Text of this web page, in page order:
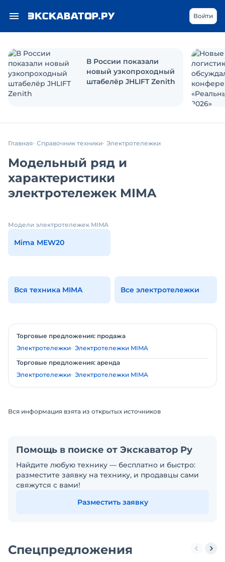
Войти
В России показали
новый узкопроходный
штабелёр JHLIFT Zenith
Главная Справочник техники Электротележки
Модельный ряд и
характеристики
электротележек MIMA
Модели электротележек MIMA
Mima MEW20
Вся техника MIMA Все электротележки
Торговые предложения: продажа
Электротележки Электротележки MIMA
Торговые предложения: аренда
Электротележки Электротележки MIMA
Вся информация взята из открытых источников
Помощь в поиске от Экскаватор Ру
Найдите любую технику — бесплатно и быстро:
разместите заявку на технику, и продавцы сами
свяжутся с вами!
Разместить заявку
Спецпредложения